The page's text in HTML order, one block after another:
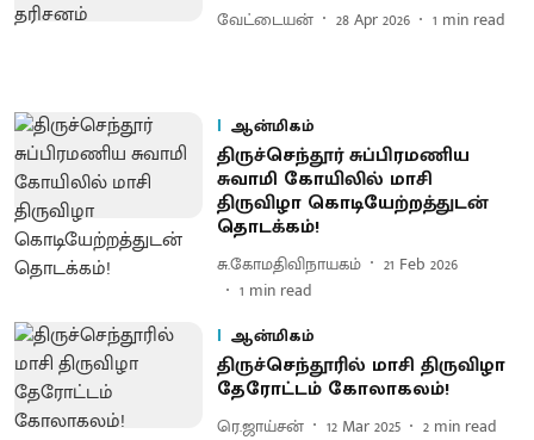
வேட்டையன் 28 Apr 2026 1 min read
ஆன்மிகம்
திருச்செந்தூர் சுப்பிரமணிய
சுவாமி கோயிலில் மாசி
திருவிழா கொடியேற்றத்துடன்
தொடக்கம்!
சு.கோமதிவிநாயகம்
21 Feb 2026
1 min read
ஆன்மிகம்
திருச்செந்தூரில் மாசி திருவிழா
தேரோட்டம் கோலாகலம்!
ரெ.ஜாய்சன் 12 Mar 2025 2 min read